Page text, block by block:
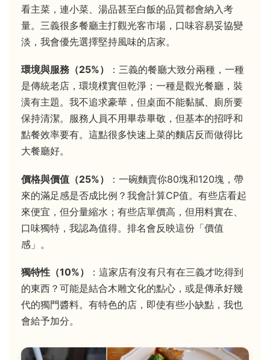
看主菜，連小菜、湯品甚至白飯的品質都會納入考
量。三義很多餐廳主打觀光客市場，口味容易妥協變
淡，我會優先選擇堅持風味的店家。
環境與服務（25%）
：三義的餐廳大致分兩種，一種
是傳統老店，環境樸實但乾淨；一種是觀光餐廳，裝
潢有主題。我不追求豪華，但桌面不能黏膩、廁所要
保持清潔。服務人員不用畢恭畢敬，但基本的招呼和
點餐效率要有。這點很多快速上菜的麵店反而做得比
大餐廳好。
價格與價值（25%）
：一碗麵賣你80塊和120塊，帶
來的滿足感是否成比例？我會計算CP值。有些店看起
來便宜，但分量縮水；有些店單價高，但用料實在、
口味獨特，我認為值得。排名會反映這份「價值
感」。
獨特性（10%）
：這家店有沒有只有在三義才吃得到
的東西？可能是結合木雕文化的點心，或是傳承好幾
代的獨門醬料。有特色的店，即使有些小缺點，我也
會給予加分。